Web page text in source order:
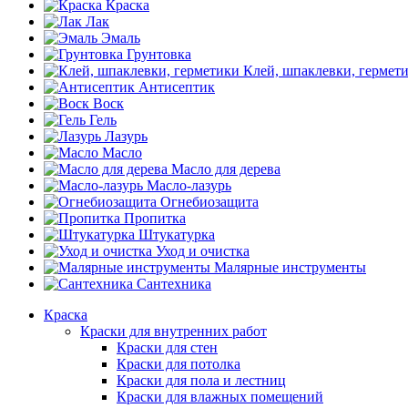
Краска
Лак
Эмаль
Грунтовка
Клей, шпаклевки,
Антисептик
Воск
Гель
Лазурь
Масло
Масло для дерева
Масло-лазурь
Огнебиозащита
Пропитка
Штукатурка
Уход и очистка
Малярные инструменты
Сантехника
Краска
Краски для внутренних работ
Краски для стен
Краски для потолка
Краски для пола и лестниц
Краски для влажных помещений